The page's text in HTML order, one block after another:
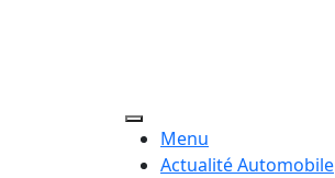
Menu
Actualité Automobile